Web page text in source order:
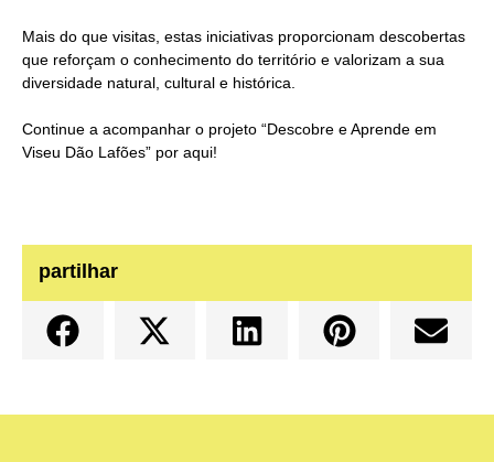
Mais do que visitas, estas iniciativas proporcionam descobertas
que reforçam o conhecimento do território e valorizam a sua
diversidade natural, cultural e histórica.
Continue a acompanhar o projeto “Descobre e Aprende em
Viseu Dão Lafões” por aqui!
partilhar